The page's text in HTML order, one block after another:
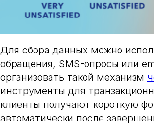
Для сбора данных можно
обращения, SMS-опросы или
организовать такой механизм
инструменты для
клиенты получают короткую
автоматически после